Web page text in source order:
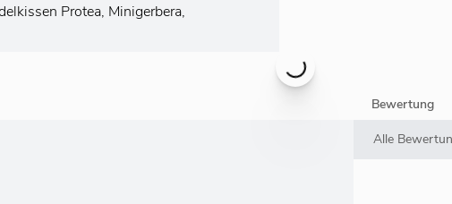
Protea, Minigerbera,
Bewertung